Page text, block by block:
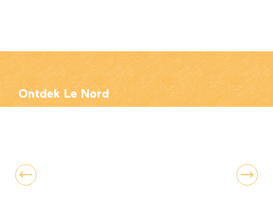
Ontdek Le Nord
Lille: vertrekpunt voor 5 uitstappen